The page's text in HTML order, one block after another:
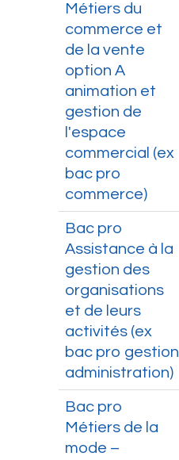
Métiers du
commerce et
de la vente
option A
animation et
gestion de
l'espace
commercial (ex
bac pro
commerce)
Bac pro
Assistance à la
gestion des
organisations
et de leurs
activités (ex
bac pro gestion
administration)
Bac pro
Métiers de la
mode –